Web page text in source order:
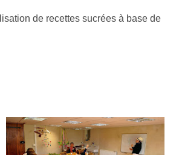
de recettes sucrées à base de